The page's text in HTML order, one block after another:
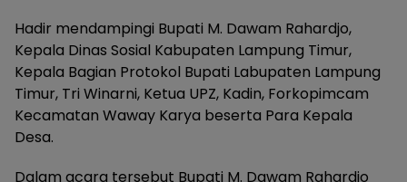
Hadir mendampingi Bupati M. Dawam Rahardjo,
Kepala Dinas Sosial Kabupaten Lampung Timur,
Kepala Bagian Protokol Bupati Labupaten Lampung
Timur, Tri Winarni, Ketua UPZ, Kadin, Forkopimcam
Kecamatan Waway Karya beserta Para Kepala
Desa.
Dalam acara tersebut Bupati M. Dawam Rahardjo